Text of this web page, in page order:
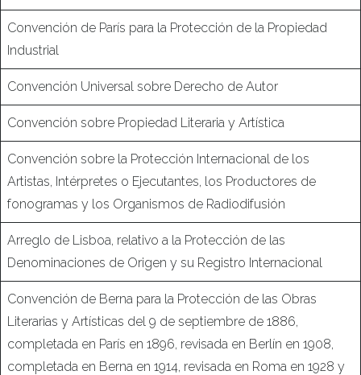
Convención de París para la Protección de la Propiedad
Industrial
Convención Universal sobre Derecho de Autor
Convención sobre Propiedad Literaria y Artística
Convención sobre la Protección Internacional de los
Artistas, Intérpretes o Ejecutantes, los Productores de
fonogramas y los Organismos de Radiodifusión
Arreglo de Lisboa, relativo a la Protección de las
Denominaciones de Origen y su Registro Internacional
Convención de Berna para la Protección de las Obras
Literarias y Artísticas del 9 de septiembre de 1886,
completada en París en 1896, revisada en Berlín en 1908,
completada en Berna en 1914, revisada en Roma en 1928 y